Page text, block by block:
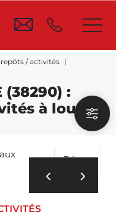
/ activités
(38290) :
à louer
Trier